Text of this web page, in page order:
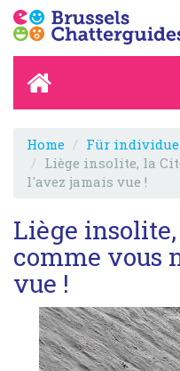
Home
Für
Liège insolite, la
l'avez jamais vue !
Liège
comme vous
vue !